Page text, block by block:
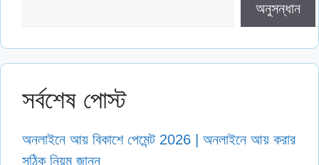
অনুসন্ধান
সর্বশেষ পোস্ট
অনলাইনে আয় বিকাশে পেমেন্ট 2026 | অনলাইনে আয় করার
সঠিক নিয়ম জানুন